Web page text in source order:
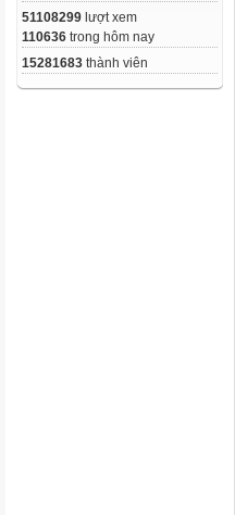
51108299 lượt xem
110636 trong hôm nay
15281683 thành viên